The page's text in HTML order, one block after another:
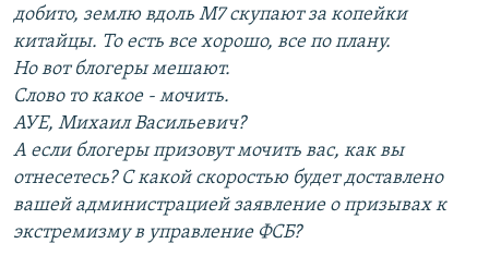
добито, землю вдоль М7 скупают за копейки
китайцы. То есть все хорошо, все по плану.
Но вот блогеры мешают.
Слово то какое - мочить.
АУЕ, Михаил Васильевич?
А если блогеры призовут мочить вас, как вы
отнесетесь? С какой скоростью будет доставлено
вашей администрацией заявление о призывах к
экстремизму в управление ФСБ?